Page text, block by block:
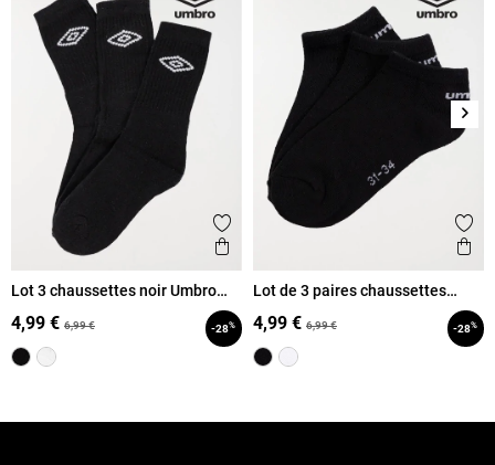
Ajouter aux favoris
Aperçu rapide
Lot 3 chaussettes noir Umbro
4,99 € 6,99 € -28%
Lot de 3 paires chaussettes
4,99 € 6,99 € -28%